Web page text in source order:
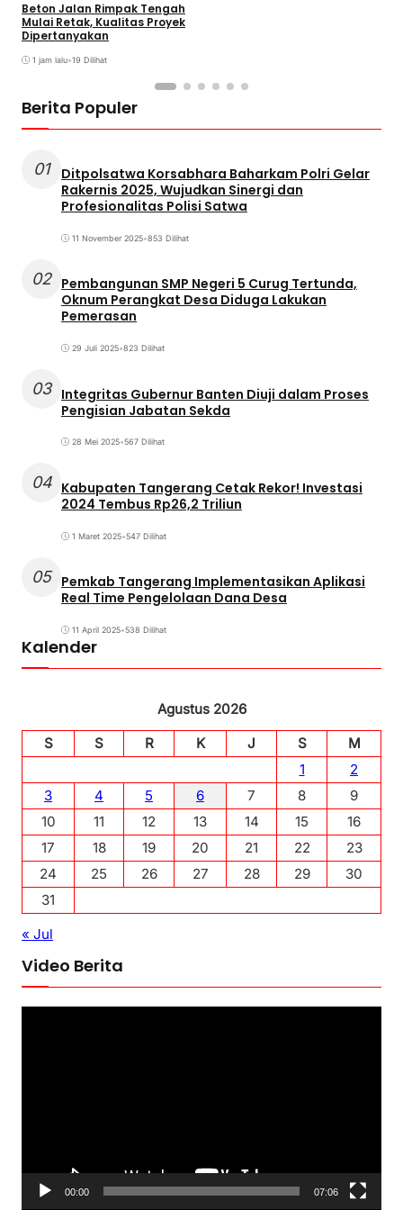
Beton Jalan Rimpak Tengah
Mulai Retak, Kualitas Proyek
Dipertanyakan
1 jam lalu•19 Dilihat
Berita Populer
01
Ditpolsatwa Korsabhara Baharkam Polri Gelar
Rakernis 2025, Wujudkan Sinergi dan
Profesionalitas Polisi Satwa
11 November 2025•853 Dilihat
02 Pembangunan SMP Negeri 5 Curug Tertunda,
Oknum Perangkat Desa Diduga Lakukan
Pemerasan
29 Juli 2025•823 Dilihat
03 Integritas Gubernur Banten Diuji dalam Proses
Pengisian Jabatan Sekda
28 Mei 2025•567 Dilihat
04 Kabupaten Tangerang Cetak Rekor! Investasi
2024 Tembus Rp26,2 Triliun
1 Maret 2025•547 Dilihat
05 Pemkab Tangerang Implementasikan Aplikasi
Real Time Pengelolaan Dana Desa
11 April 2025•538 Dilihat
Kalender
Agustus 2026
S
S R K J S
M
1
2
3
4 5 6 7 8
9
10
11 12 13 14 15
16
17
18 19 20 21 22
23
24
25 26 27 28 29
30
31
« Jul
Video Berita
00:00 07:06